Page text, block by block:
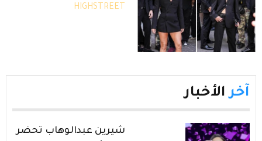
HIGHSTREET
آخر الأخبار
شيرين عبدالوهاب تحضر